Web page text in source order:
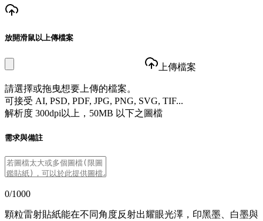
放開滑鼠以上傳檔案
上傳檔案
請選擇或拖曳想要上傳的檔案。
可接受 AI, PSD, PDF, JPG, PNG, SVG, TIF...
解析度 300dpi以上，50MB 以下之圖檔
需求與備註
0/1000
顆粒雷射貼紙能在不同角度反射出耀眼光澤，印黑墨、白墨與